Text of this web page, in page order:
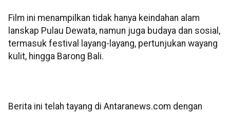
Film ini menampilkan tidak hanya keindahan alam
lanskap Pulau Dewata, namun juga budaya dan sosial,
termasuk festival layang-layang, pertunjukan wayang
kulit, hingga Barong Bali.
Berita ini telah tayang di Antaranews.com dengan